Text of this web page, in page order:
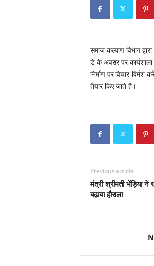
समाज कल्याण विभाग
डे के अवसर पर कार्यशाला
निर्माण पर विचार-
तैयार किए जाते है।
Previous article
मंत्री श्रीमती भेंड़िया
बढ़ाया हौसला